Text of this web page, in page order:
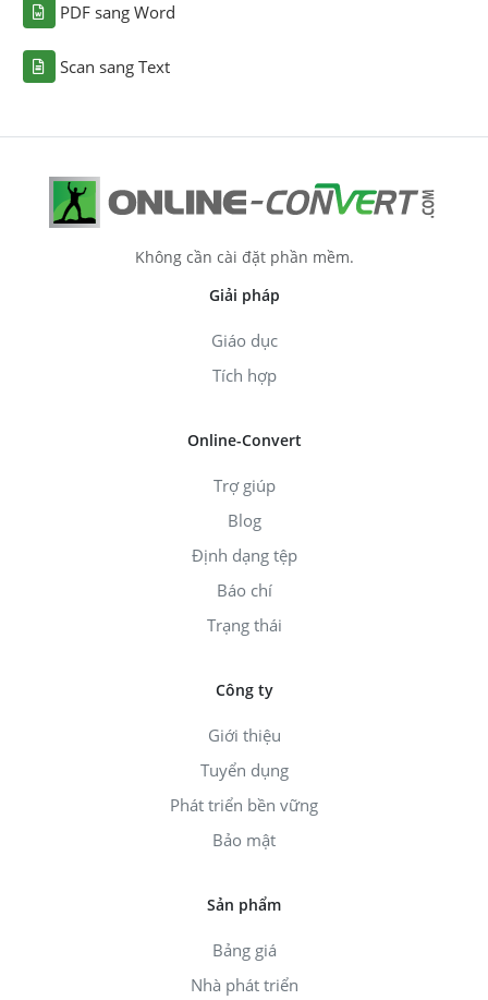
PDF sang Word
Scan sang Text
Không cần cài đặt phần mềm.
Giải pháp
Giáo dục
Tích hợp
Online-Convert
Trợ giúp
Blog
Định dạng tệp
Báo chí
Trạng thái
Công ty
Giới thiệu
Tuyển dụng
Phát triển bền vững
Bảo mật
Sản phẩm
Bảng giá
Nhà phát triển